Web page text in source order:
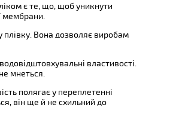
є ​​те, що, щоб уникнути
мембрани.
Вона дозволяє виробам
властивості.
мнеться.
полягає у переплетенні
він ще й не схильний до